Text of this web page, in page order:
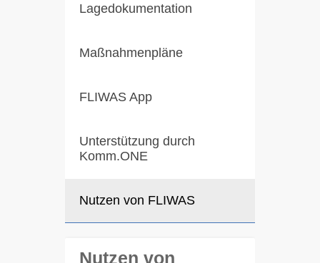
Lagedokumentation
Maßnahmenpläne
FLIWAS App
Unterstützung durch
Komm.ONE
Nutzen von FLIWAS
Nutzen von